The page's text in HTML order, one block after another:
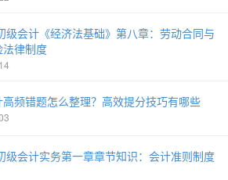
级会计《经济法基础》第八章：劳动合同与
律制度
高频错题怎么整理？高效提分技巧有哪些
级会计实务第一章章节知识：会计准则制度